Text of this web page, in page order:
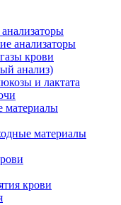
анализаторы
крови
анализ)
и лактата
материалы
материалы
крови